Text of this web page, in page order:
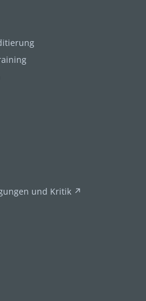
und Kritik ↗